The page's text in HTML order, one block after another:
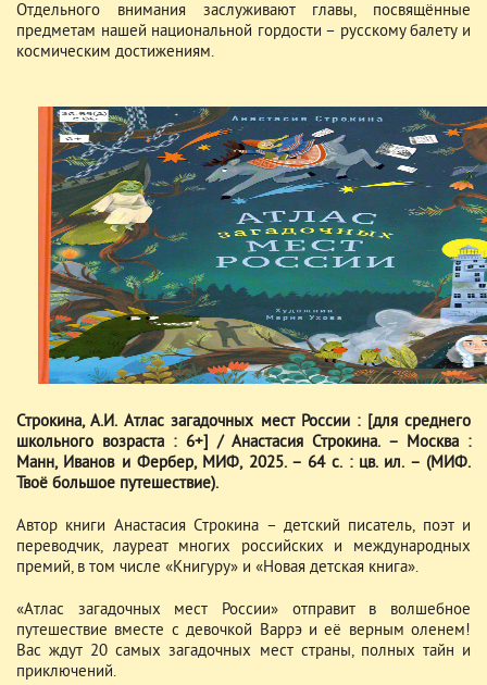
Отдельного внимания заслуживают главы, посвящённые
предметам нашей национальной гордости – русскому балету и
космическим достижениям.
Строкина, А.И. Атлас загадочных мест России : [для среднего
школьного возраста : 6+] / Анастасия Строкина. – Москва :
Манн, Иванов и Фербер, МИФ, 2025. – 64 с. : цв. ил. – (МИФ.
Твоё большое путешествие).
Автор книги Анастасия Строкина – детский писатель, поэт и
переводчик, лауреат многих российских и международных
премий, в том числе «Книгуру» и «Новая детская книга».
«Атлас загадочных мест России» отправит в волшебное
путешествие вместе с девочкой Варрэ и её верным оленем!
Вас ждут 20 самых загадочных мест страны, полных тайн и
приключений.